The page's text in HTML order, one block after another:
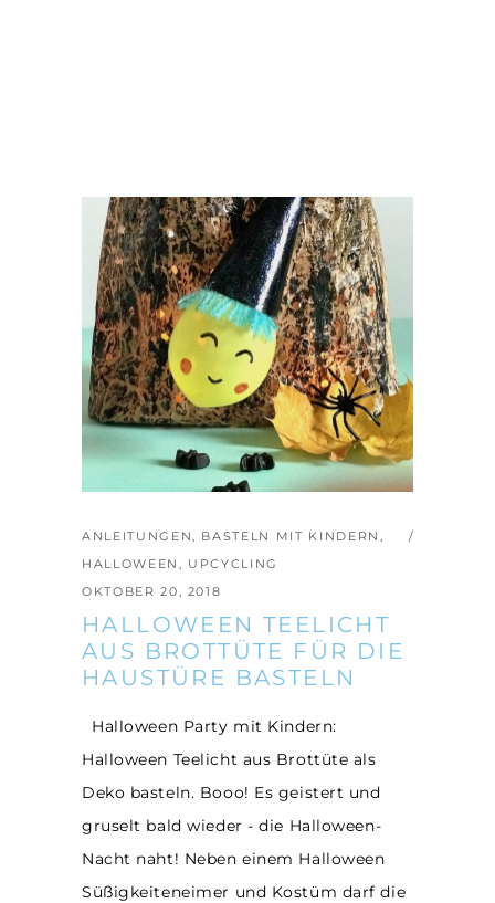
ANLEITUNGEN, BASTELN MIT KINDERN ,
HALLOWEEN , UPCYCLING
OKTOBER 20, 2018
HALLOWEEN TEELICHT
AUS BROTTÜTE FÜR DIE
HAUSTÜRE BASTELN
Halloween Party mit Kindern:
Halloween Teelicht aus Brottüte als
Deko basteln. Booo! Es geistert und
gruselt bald wieder - die Halloween-
Nacht naht! Neben einem Halloween
Süßigkeiteneimer und Kostüm darf die